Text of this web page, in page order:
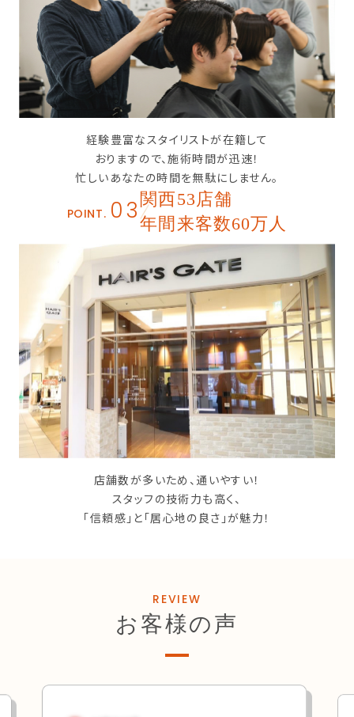
経験豊富なスタイリストが在籍して
おりますので、施術時間が迅速！
忙しいあなたの時間を無駄にしません。
POINT. 03関西53店舗
年間来客数60万人
店舗数が多いため、通いやすい！
スタッフの技術力も高く、
「信頼感」と「居心地の良さ」が魅力！
REVIEW
お客様の声